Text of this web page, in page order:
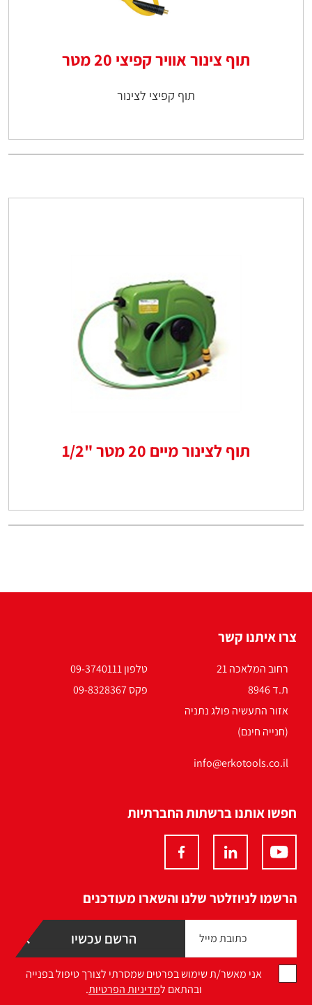
תוף צינור אוויר קפיצי 20 מטר
תוף קפיצי לצינור
תוף לצינור מיים 20 מטר "1/2
צרו איתנו קשר
רחוב המלאכה 21
ת.ד 8946
אזור התעשיה פולג נתניה
(חנייה חינם)
טלפון 09-3740111
פקס 09-8328367
info@erkotools.co.il
חפשו אותנו ברשתות החברתיות
הרשמו לניוזלטר שלנו והשארו מעודכנים
אני מאשר/ת שימוש בפרטים שמסרתי לצורך טיפול בפנייה
ובהתאם למדיניות הפרטיות.